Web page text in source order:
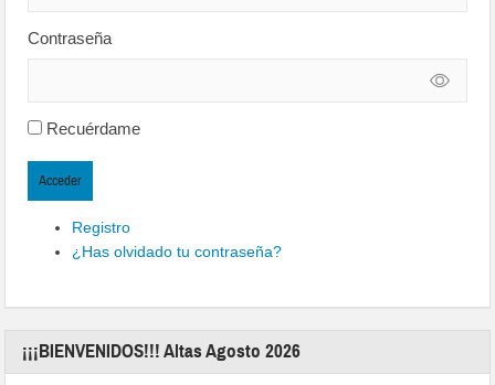
Contraseña
Recuérdame
Acceder
Registro
¿Has olvidado tu contraseña?
¡¡¡BIENVENIDOS!!! Altas Agosto 2026